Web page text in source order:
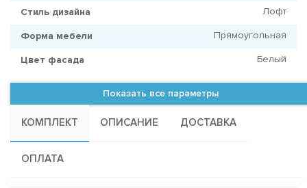
Стиль дизайна Лофт
Форма мебели Прямоугольная
Цвет фасада Белый
Показать все параметры
КОМПЛЕКТ ОПИСАНИЕ ДОСТАВКА
ОПЛАТА